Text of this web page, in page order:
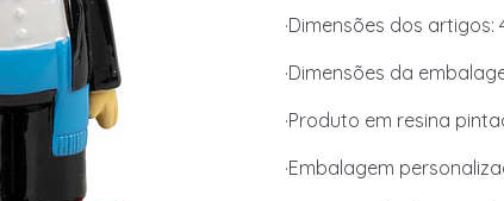
·Dimensões dos artigos:
·Dimensões da
·Produto em resina
·Embalagem